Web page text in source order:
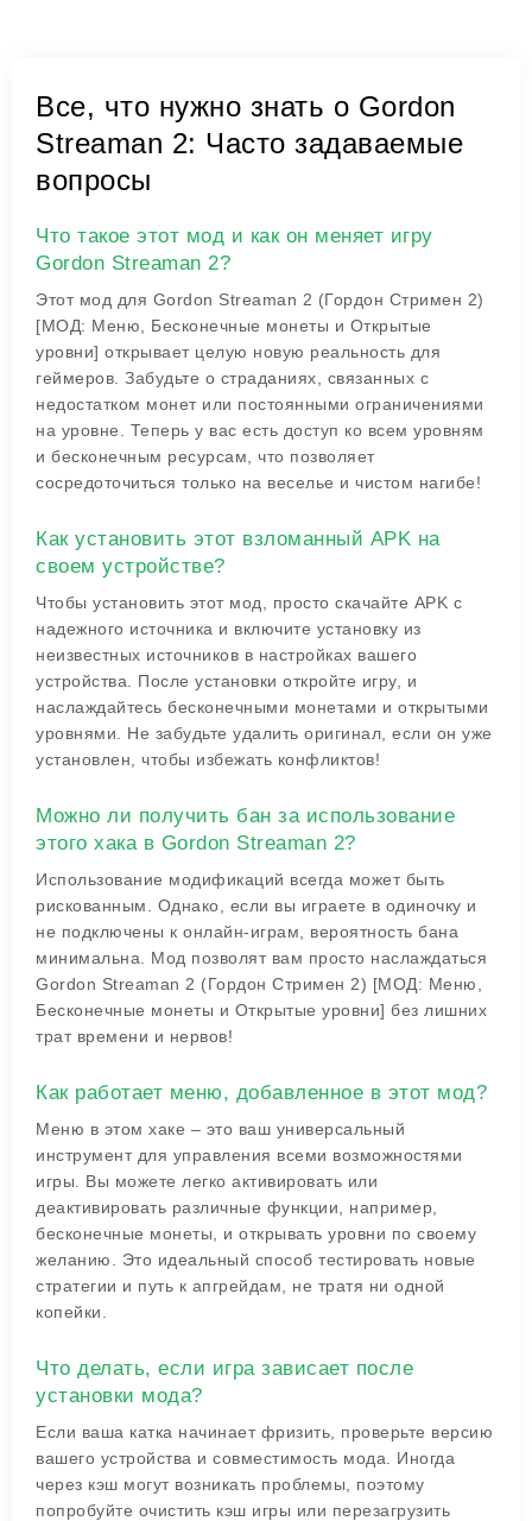
Все, что нужно знать о Gordon
Streaman 2: Часто задаваемые
вопросы
Что такое этот мод и как он меняет игру
Gordon Streaman 2?
Этот мод для Gordon Streaman 2 (Гордон Стримен 2)
[МОД: Меню, Бесконечные монеты и Открытые
уровни] открывает целую новую реальность для
геймеров. Забудьте о страданиях, связанных с
недостатком монет или постоянными ограничениями
на уровне. Теперь у вас есть доступ ко всем уровням
и бесконечным ресурсам, что позволяет
сосредоточиться только на веселье и чистом нагибе!
Как установить этот взломанный APK на
своем устройстве?
Чтобы установить этот мод, просто скачайте APK с
надежного источника и включите установку из
неизвестных источников в настройках вашего
устройства. После установки откройте игру, и
наслаждайтесь бесконечными монетами и открытыми
уровнями. Не забудьте удалить оригинал, если он уже
установлен, чтобы избежать конфликтов!
Можно ли получить бан за использование
этого хакa в Gordon Streaman 2?
Использование модификаций всегда может быть
рискованным. Однако, если вы играете в одиночку и
не подключены к онлайн-играм, вероятность бана
минимальна. Мод позволят вам просто наслаждаться
Gordon Streaman 2 (Гордон Стримен 2) [МОД: Меню,
Бесконечные монеты и Открытые уровни] без лишних
трат времени и нервов!
Как работает меню, добавленное в этот мод?
Меню в этом хаке – это ваш универсальный
инструмент для управления всеми возможностями
игры. Вы можете легко активировать или
деактивировать различные функции, например,
бесконечные монеты, и открывать уровни по своему
желанию. Это идеальный способ тестировать новые
стратегии и путь к апгрейдам, не тратя ни одной
копейки.
Что делать, если игра зависает после
установки мода?
Если ваша катка начинает фризить, проверьте версию
вашего устройства и совместимость мода. Иногда
через кэш могут возникать проблемы, поэтому
попробуйте очистить кэш игры или перезагрузить